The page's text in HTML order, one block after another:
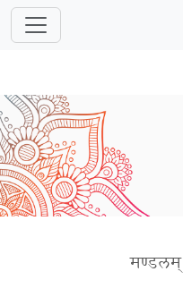
मण्डलम्